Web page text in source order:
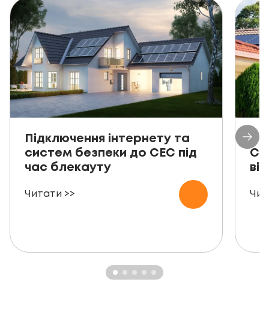
Підключення інтернету та
систем безпеки до СЕС під
час блекауту
Читати >>